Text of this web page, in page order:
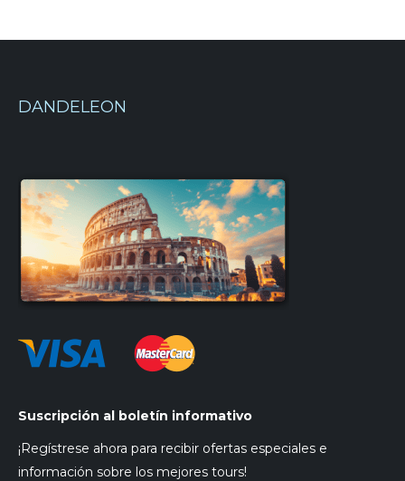
DANDELEON
Suscripción al boletín informativo
¡Regístrese ahora para recibir ofertas especiales e
información sobre los mejores tours!